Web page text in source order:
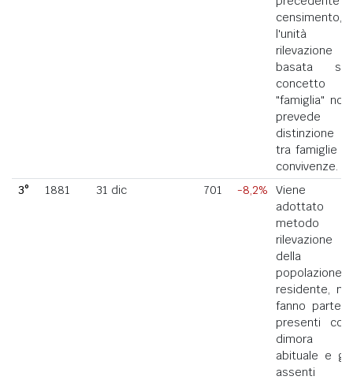
censimento,
l'unità di
rilevazione
basata sul
concetto di
"famiglia" non
prevede la
distinzione
tra famiglie e
convivenze.
3°
1881 31 dic 701 -8,2%
Viene
adottato il
metodo di
rilevazione
della
popolazione
residente, ne
fanno parte i
presenti con
dimora
abituale e gli
assenti